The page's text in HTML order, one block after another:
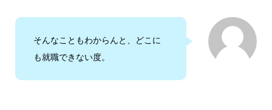
そんなこともわからんと、どこに
も就職できない度。